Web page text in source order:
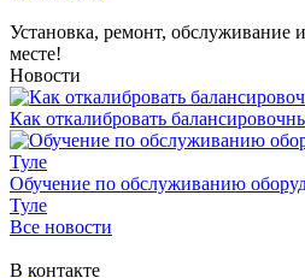
Установка, ремонт, обслуживание
месте!
Новости
Как откалибровать
Обучение по обслуживанию
Туле
Все новости
В контакте